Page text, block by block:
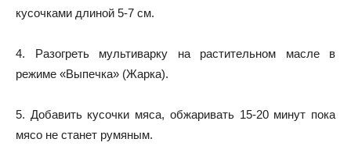
кусочками длиной 5-7 см.
4. Разогреть мультиварку на растительном масле в
режиме «Выпечка» (Жарка).
5. Добавить кусочки мяса, обжаривать 15-20 минут пока
мясо не станет румяным.